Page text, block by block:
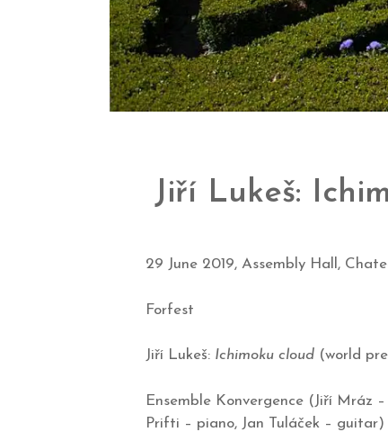
Jiří Lukeš:
29 June 2019, Assembly Hall,
Forfest
Jiří Lukeš: Ichimoku cloud (world
Ensemble Konvergence (Jiří Mráz
Prifti – piano, Jan Tuláček – guitar)